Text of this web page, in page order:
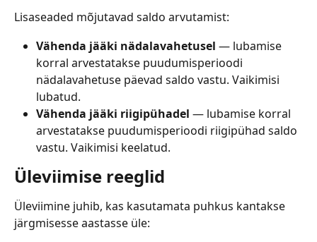
Lisaseaded mõjutavad saldo arvutamist:
Vähenda jääki nädalavahetusel — lubamise
korral arvestatakse puudumisperioodi
nädalavahetuse päevad saldo vastu. Vaikimisi
lubatud.
Vähenda jääki riigipühadel — lubamise korral
arvestatakse puudumisperioodi riigipühad saldo
vastu. Vaikimisi keelatud.
Üleviimise reeglid
Üleviimine juhib, kas kasutamata puhkus kantakse
järgmisesse aastasse üle: